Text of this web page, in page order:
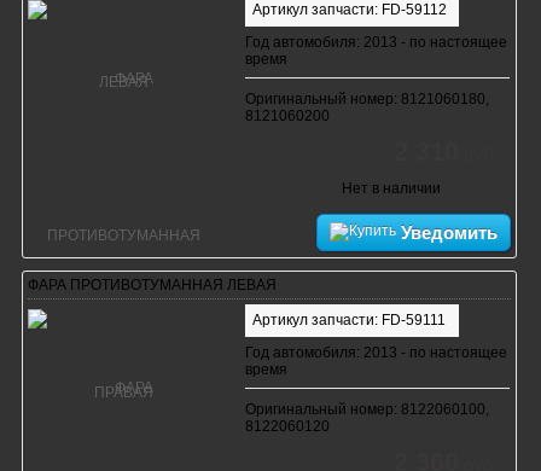
Артикул запчасти: FD-59112
Год автомобиля: 2013 - по настоящее
время
Оригинальный номер: 8121060180,
8121060200
Нет в наличии
Уведомить
ФАРА ПРОТИВОТУМАННАЯ ЛЕВАЯ
Артикул запчасти: FD-59111
Год автомобиля: 2013 - по настоящее
время
Оригинальный номер: 8122060100,
8122060120